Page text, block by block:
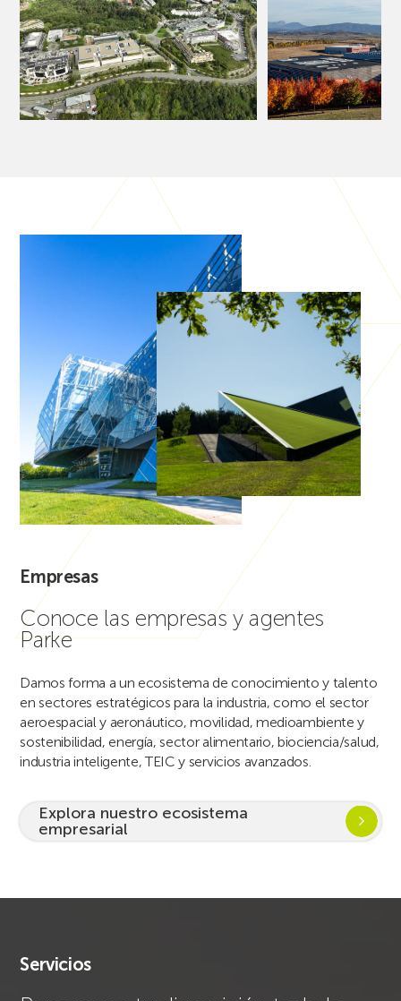
Empresas
Conoce las empresas y agentes
Parke
Damos forma a un ecosistema de conocimiento y talento
en sectores estratégicos para la industria, como el sector
aeroespacial y aeronáutico, movilidad, medioambiente y
sostenibilidad, energía, sector alimentario, biociencia/salud,
industria inteligente, TEIC y servicios avanzados.
Explora nuestro ecosistema
empresarial
Servicios